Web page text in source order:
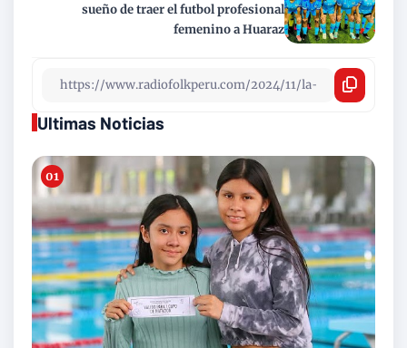
sueño de traer el futbol profesional
femenino a Huaraz
Ultimas Noticias